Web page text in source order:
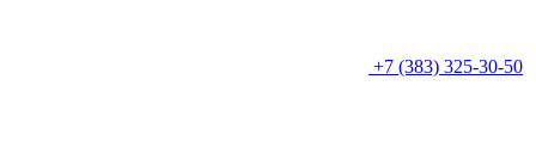
+7 (383) 325-30-50